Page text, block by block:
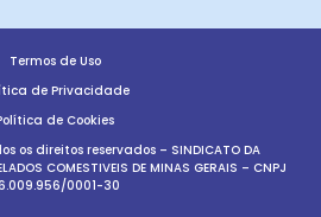
Termos de Uso
de Privacidade
de Cookies
os direitos reservados – SINDICATO DA
COMESTIVEIS DE MINAS GERAIS – CNPJ
0001-30